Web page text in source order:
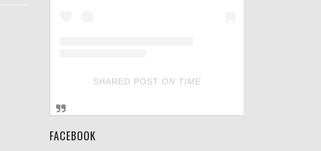
SHARED POST ON TIME
FACEBOOK